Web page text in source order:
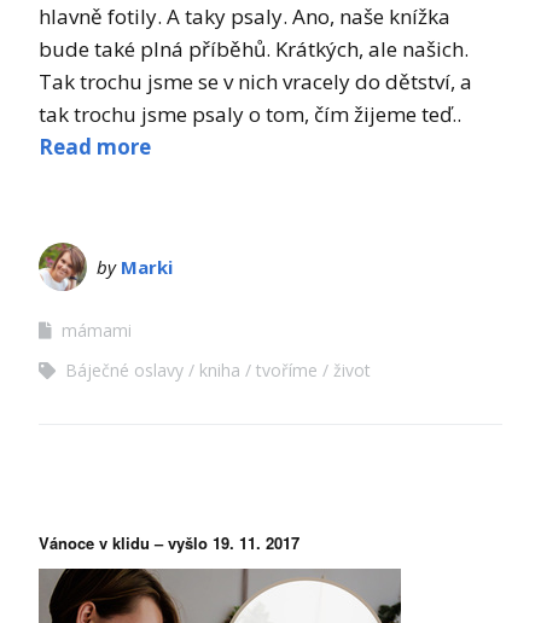
hlavně fotily. A taky psaly. Ano, naše knížka
bude také plná příběhů. Krátkých, ale našich.
Tak trochu jsme se v nich vracely do dětství, a
tak trochu jsme psaly o tom, čím žijeme teď..
Read more
by Marki
mámami
Báječné oslavy
kniha tvoříme život
Vánoce v klidu – vyšlo 19. 11. 2017